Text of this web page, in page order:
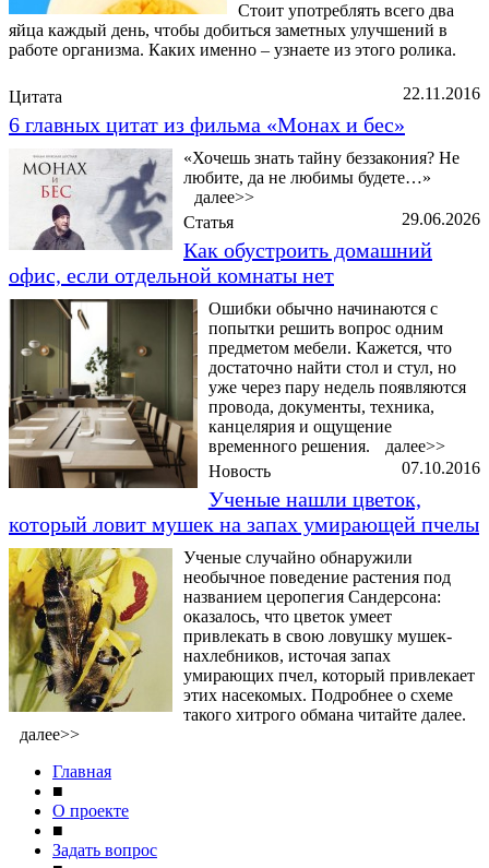
Стоит употреблять всего два
яйца каждый день, чтобы добиться заметных улучшений в
работе организма. Каких именно – узнаете из этого ролика.
22.11.2016
Цитата
6 главных цитат из фильма «Монах и бес»
«Хочешь знать тайну беззакония? Не
любите, да не любимы будете…»
далее>>
29.06.2026
Статья
Как обустроить домашний
офис, если отдельной комнаты нет
Ошибки обычно начинаются с
попытки решить вопрос одним
предметом мебели. Кажется, что
достаточно найти стол и стул, но
уже через пару недель появляются
провода, документы, техника,
канцелярия и ощущение
временного решения.
далее>>
07.10.2016
Новость
Ученые нашли цветок,
который ловит мушек на запах умирающей пчелы
Ученые случайно обнаружили
необычное поведение растения под
названием церопегия Сандерсона:
оказалось, что цветок умеет
привлекать в свою ловушку мушек-
нахлебников, источая запах
умирающих пчел, который привлекает
этих насекомых. Подробнее о схеме
такого хитрого обмана читайте далее.
далее>>
Главная
■
О проекте
■
Задать вопрос